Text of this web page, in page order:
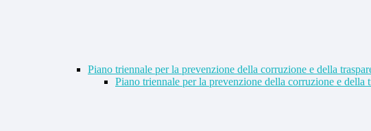
Piano triennale per la prevenzione della corruzione e della
Piano triennale per la prevenzione della corruzione e della